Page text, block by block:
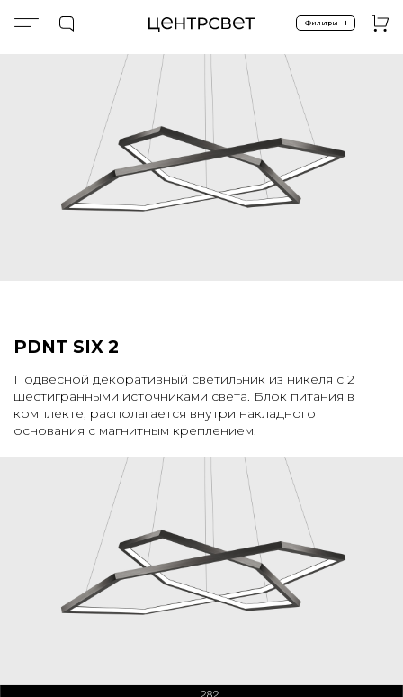
Фильтры +
PDNT SIX 2
Подвесной декоративный светильник из никеля с 2
шестигранными источниками света. Блок питания в
комплекте, располагается внутри накладного
основания с магнитным креплением.